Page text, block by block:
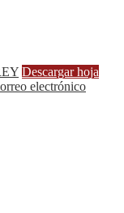
Descargar hoja
electrónico